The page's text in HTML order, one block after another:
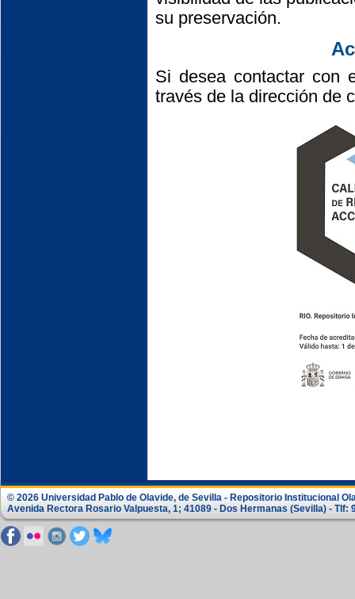
su preservación.
Si desea contactar con
través de la dirección de
© 2026 Universidad Pablo de Olavide, de Sevilla - Repositorio Institucional
Avenida Rectora Rosario Valpuesta, 1; 41089 - Dos Hermanas (Sevilla) - Tlf: